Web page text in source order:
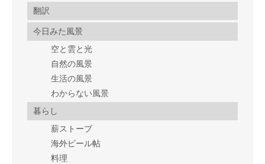
翻訳
今日みた風景
空と雲と光
自然の風景
生活の風景
わからない風景
暮らし
薪ストーブ
海外ビール帖
料理